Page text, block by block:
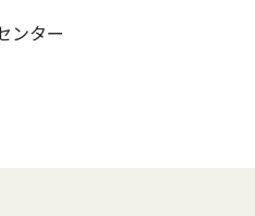
ンター